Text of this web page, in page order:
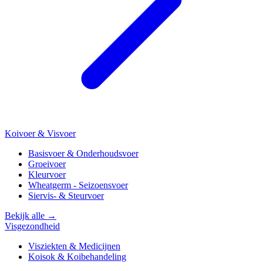
Koivoer & Visvoer
Basisvoer & Onderhoudsvoer
Groeivoer
Kleurvoer
Wheatgerm - Seizoensvoer
Siervis- & Steurvoer
Bekijk alle →
Visgezondheid
Visziekten & Medicijnen
Koisok & Koibehandeling